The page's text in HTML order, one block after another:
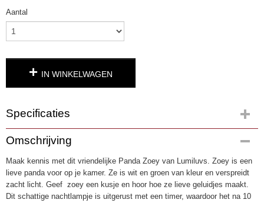
Aantal
IN WINKELWAGEN
Specificaties
Productcode
3166
EAN code
4002827508697
Omschrijving
Maak kennis met dit vriendelijke Panda Zoey van Lumiluvs. Zoey is een
lieve panda voor op je kamer. Ze is wit en groen van kleur en verspreidt
zacht licht. Geef zoey een kusje en hoor hoe ze lieve geluidjes maakt.
Dit schattige nachtlampje is uitgerust met een timer, waardoor het na 10